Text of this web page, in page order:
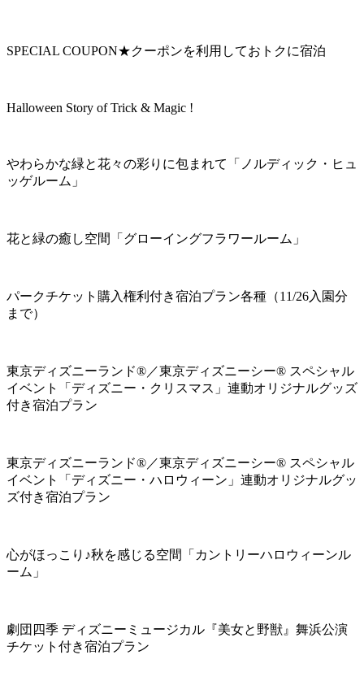
SPECIAL COUPON★クーポンを利用しておトクに宿泊
Halloween Story of Trick & Magic !
やわらかな緑と花々の彩りに包まれて「ノルディック・ヒュ
ッゲルーム」
花と緑の癒し空間「グローイングフラワールーム」
パークチケット購入権利付き宿泊プラン各種（11/26入園分
まで）
東京ディズニーランド®／東京ディズニーシー® スペシャル
イベント「ディズニー・クリスマス」連動オリジナルグッズ
付き宿泊プラン
東京ディズニーランド®／東京ディズニーシー® スペシャル
イベント「ディズニー・ハロウィーン」連動オリジナルグッ
ズ付き宿泊プラン
心がほっこり♪秋を感じる空間「カントリーハロウィーンル
ーム」
劇団四季 ディズニーミュージカル『美女と野獣』舞浜公演
チケット付き宿泊プラン